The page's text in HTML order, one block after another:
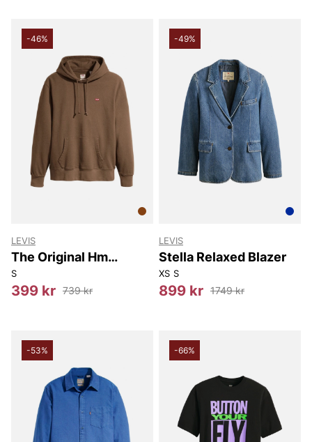
-46%
LEVIS
The Original Hm
Hoodie
S
399 kr 739 kr
-49%
LEVIS
Stella Relaxed Blazer
XS S
899 kr 1749 kr
-53% -66%